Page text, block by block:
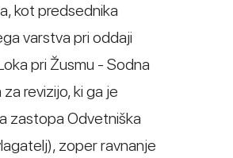
kot predsednika
varstva pri oddaji
pri Žusmu - Sodna
revizijo, ki ga je
zastopa Odvetniška
zoper ravnanje